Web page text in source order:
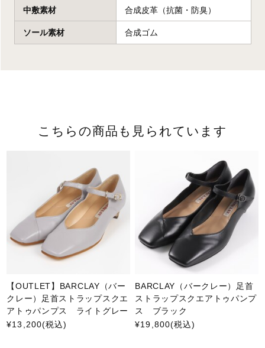
中敷素材 合成皮革（抗菌・防臭）
ソール素材 合成ゴム
こちらの商品も見られています
【OUTLET】BARCLAY（バー
クレー）足首ストラップスクエ
アトゥパンプス ライトグレー
¥13,200(税込)
BARCLAY（バークレー）足首
ストラップスクエアトゥパンプ
ス ブラック
¥19,800(税込)